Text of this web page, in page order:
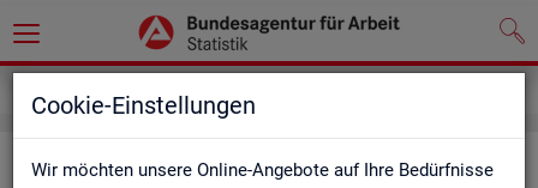
Cookie-Einstellungen
Wir möchten unsere Online-Angebote auf Ihre Bedürfnisse
Sta­tis­ti­ken nach Re­gio­nen